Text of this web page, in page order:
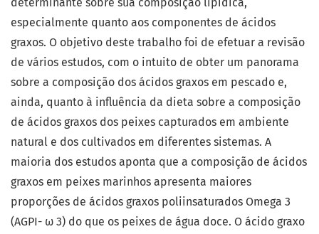
determinante sobre sua composição lipídica,
especialmente quanto aos componentes de ácidos
graxos. O objetivo deste trabalho foi de efetuar a revisão
de vários estudos, com o intuito de obter um panorama
sobre a composição dos ácidos graxos em pescado e,
ainda, quanto à influência da dieta sobre a composição
de ácidos graxos dos peixes capturados em ambiente
natural e dos cultivados em diferentes sistemas. A
maioria dos estudos aponta que a composição de ácidos
graxos em peixes marinhos apresenta maiores
proporções de ácidos graxos poliinsaturados Omega 3
(AGPI- ω 3) do que os peixes de água doce. O ácido graxo